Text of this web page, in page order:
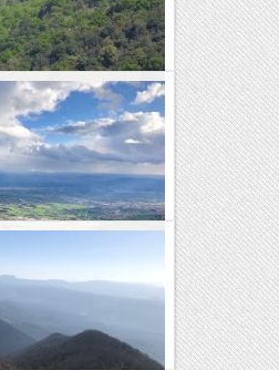
que vam anar a
a 1248 m, al fil d’una
la...